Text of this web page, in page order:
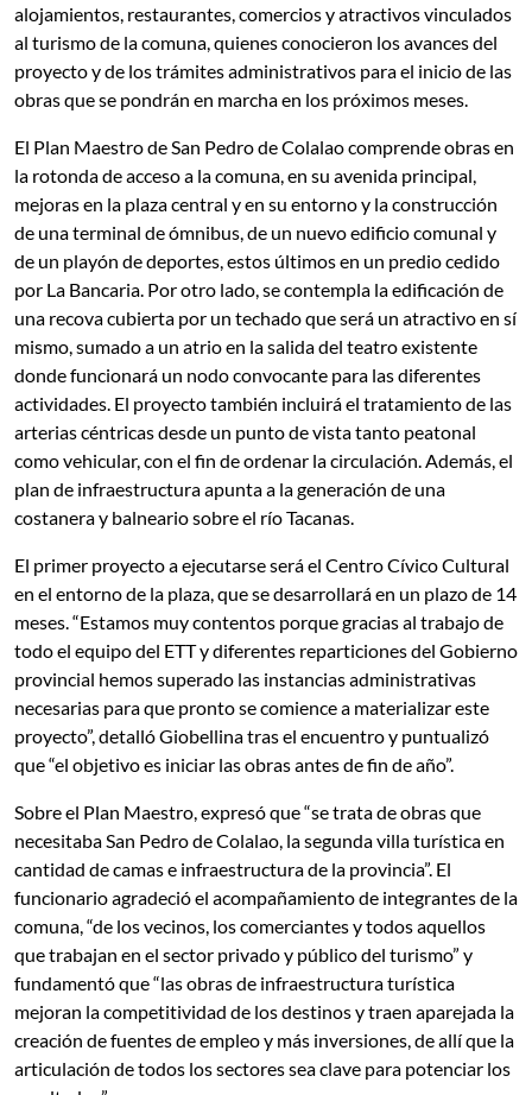
alojamientos, restaurantes, comercios y atractivos vinculados
al turismo de la comuna, quienes conocieron los avances del
proyecto y de los trámites administrativos para el inicio de las
obras que se pondrán en marcha en los próximos meses.
El Plan Maestro de San Pedro de Colalao comprende obras en
la rotonda de acceso a la comuna, en su avenida principal,
mejoras en la plaza central y en su entorno y la construcción
de una terminal de ómnibus, de un nuevo edificio comunal y
de un playón de deportes, estos últimos en un predio cedido
por La Bancaria. Por otro lado, se contempla la edificación de
una recova cubierta por un techado que será un atractivo en sí
mismo, sumado a un atrio en la salida del teatro existente
donde funcionará un nodo convocante para las diferentes
actividades. El proyecto también incluirá el tratamiento de las
arterias céntricas desde un punto de vista tanto peatonal
como vehicular, con el fin de ordenar la circulación. Además, el
plan de infraestructura apunta a la generación de una
costanera y balneario sobre el río Tacanas.
El primer proyecto a ejecutarse será el Centro Cívico Cultural
en el entorno de la plaza, que se desarrollará en un plazo de 14
meses. “Estamos muy contentos porque gracias al trabajo de
todo el equipo del ETT y diferentes reparticiones del Gobierno
provincial hemos superado las instancias administrativas
necesarias para que pronto se comience a materializar este
proyecto”, detalló Giobellina tras el encuentro y puntualizó
que “el objetivo es iniciar las obras antes de fin de año”.
Sobre el Plan Maestro, expresó que “se trata de obras que
necesitaba San Pedro de Colalao, la segunda villa turística en
cantidad de camas e infraestructura de la provincia”. El
funcionario agradeció el acompañamiento de integrantes de la
comuna, “de los vecinos, los comerciantes y todos aquellos
que trabajan en el sector privado y público del turismo” y
fundamentó que “las obras de infraestructura turística
mejoran la competitividad de los destinos y traen aparejada la
creación de fuentes de empleo y más inversiones, de allí que la
articulación de todos los sectores sea clave para potenciar los